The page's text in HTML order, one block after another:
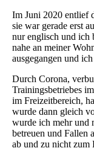
Im Juni 2020 entlief
sie war gerade erst
nur englisch und ich
nahe an meiner
ausgegangen und
Durch Corona,
Trainingsbetriebes
im Freizeitbereich,
wurde dann gleich
wurde ich mehr und
betreuen und Fallen
ab und zu nicht zum